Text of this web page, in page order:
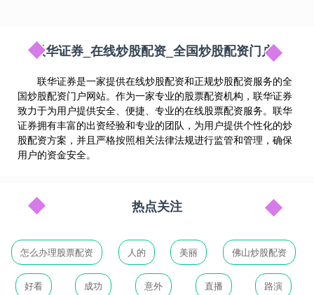
联华证券_在线炒股配资_全国炒股配资门户
联华证券是一家提供在线炒股配资和正规炒股配资服务的全
国炒股配资门户网站。作为一家专业的股票配资机构，联华证券
致力于为用户提供安全、便捷、专业的在线股票配资服务。联华
证券拥有丰富的出资经验和专业的团队，为用户提供个性化的炒
股配资方案，并且严格按照相关法律法规进行监管和管理，确保
用户的资金安全。
热点关注
怎么办理股票配资 人的 美丽 佛山炒股配资
好看 成功 意外 直播 路演